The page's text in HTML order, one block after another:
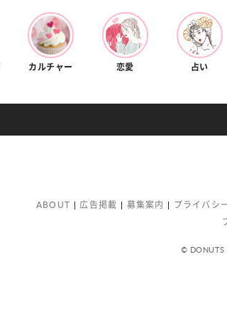
カルチャー 恋愛 占い
ABOUT 広告掲載 募集案内 プライバシ
© DONUTS